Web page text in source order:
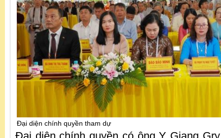
Đại diện chính quyền tham dự